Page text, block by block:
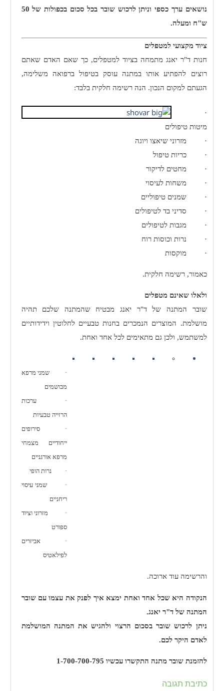
נושאים ערך כספי וניתן לרכוש שובר בכל סכום בכפולות של 50
ש"ח ומעלה.
ציוד מקצועי למטפלים
חנות ד"ר יאנג מתמחה בציוד למטפלים, כך שאם האדם שאתם
רוצים להפתיע אותו במתנה עוסק בטיפול ברפואה משלימה,
הגעתם למקום הנכון. הנה רשימה חלקית בלבד:
·
מיטות טיפולים
·
מזרוני שיאצו ויוגה
·
כריות טיפול
·
מחטים לדיקור
·
משחות לעיסוי
·
שמנים טיפוליים
·
סדיני בד לטיפולים
·
מגבות לטיפולים
·
נרות וכוסות רוח
·
מוקסות
כאמור, רשימה חלקית.
ולאלו שאינם מטפלים
שובר המתנה של ד"ר יאנג מבטיח שהמתנה שלכם תהיה
מושלמת. המוצרים הנמכרים בחנות טבעיים לחלוטין וידידותיים
למשתמש, ולכן גם מתאימים לכל אחד ואחת.
·
שמני מרפא
מבושמים
·
ערכות
הרזייה טבעיות
·
סירופים
ייחודיים מצמחי
מרפא אורגניים
·
נרות הופי
·
שמני עיסוי
ריחניים
·
מזרוני וציוד
ספורט
·
אביזרים
לפילאטיס
והרשימה עוד ארוכה.
הנקודה היא שכל אחד ואחת ימצא איך לפנק את עצמו עם שובר
המתנה של ד"ר יאנג.
ניתן לרכוש שובר בסכום הרצוי ולהגיש את המתנה המושלמת
לאדם היקר לכם.
להזמנת שובר מתנה התקשרו עכשיו 1-700-700-795
כתיבת תגובה